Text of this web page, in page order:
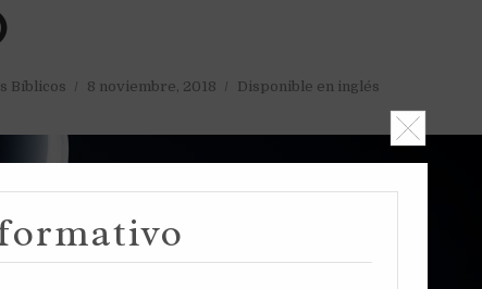
Bíblicos 8 noviembre, 2018 Disponible en inglés